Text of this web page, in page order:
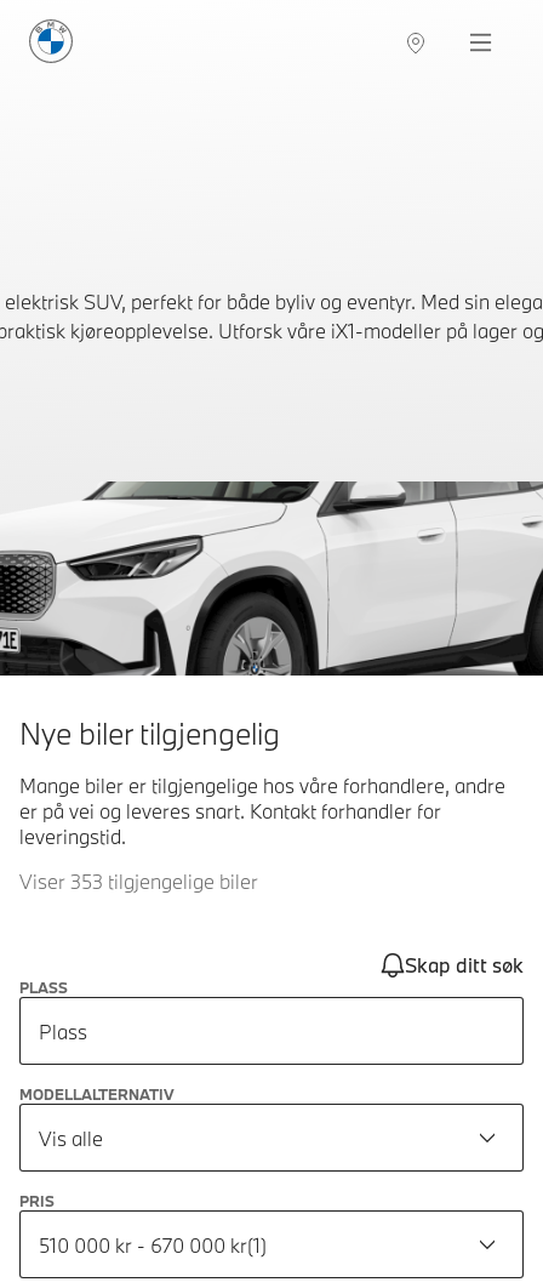
BMW Norge Navigation
SUV, perfekt for både byliv og eventyr. Med sin
kjøreopplevelse. Utforsk våre iX1-modeller på lager
Nye biler tilgjengelig
Mange biler er tilgjengelige hos våre forhandlere, andre
er på vei og leveres snart. Kontakt forhandler for
leveringstid.
Viser 353 tilgjengelige biler
Skap ditt søk
PLASS
Plass
MODELLALTERNATIV
Vis alle
PRIS
510 000 kr - 670 000 kr(1)